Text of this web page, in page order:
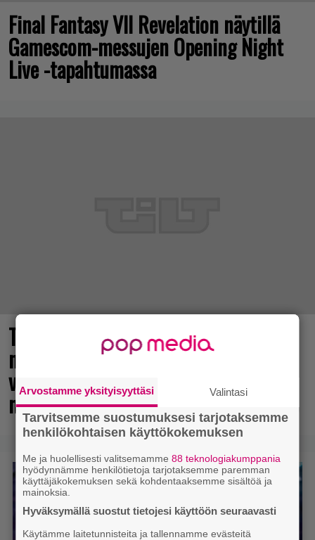
Final Fantasy VII Revelation näytillä
Gamescom-messujen Opening Night
Live -tapahtumassa
The Legend of Zelda -elokuvan
näyttelijöistä huhuillaan ahkerasti –
vastikään menehtynyt Sam Neill
mukana?
Arvostamme yksityisyyttäsi Valintasi
Tarvitsemme suostumuksesi tarjotaksemme
henkilökohtaisen käyttökokemuksen
Me ja huolellisesti valitsemamme88 teknologiakumppania
hyödynnämme henkilötietoja tarjotaksemme paremman
käyttäjäkokemuksen sekä kohdentaaksemme sisältöä ja
mainoksia.
Hyväksymällä suostut tietojesi käyttöön seuraavasti
Käytämme laitetunnisteita ja tallennamme evästeitä